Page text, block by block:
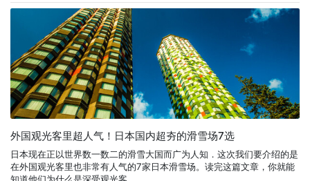
外国观光客里超人气！日本国内超夯的滑雪场7选
日本现在正以世界数一数二的滑雪大国而广为人知．这次我们要介绍的是
在外国观光客里也非常有人气的7家日本滑雪场。读完这篇文章，你就能